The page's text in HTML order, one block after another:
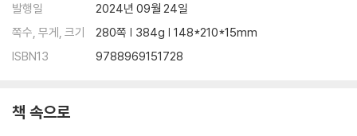
반대로 말하는 아이
허락 없이 친구 물건을 가져가는 아이
자기만의 문제를 겪는 저학년 아이
ADHD가 있는 옆 반 아이
발행일
2024년 09월 24일
쪽수, 무게, 크기
280쪽 | 384g | 148*210*15mm
ISBN13
9788969151728
책 속으로